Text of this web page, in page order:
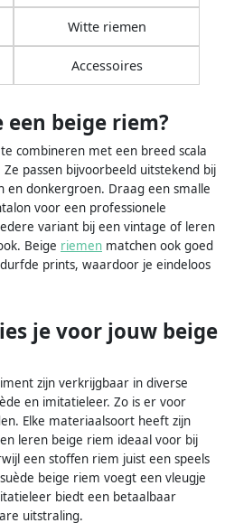
Witte riemen
Accessoires
een beige riem?
combineren met een breed scala
passen bijvoorbeeld uitstekend bij
en donkergroen. Draag een smalle
voor een professionele
variant bij een vintage of leren
Beige riemen matchen ook goed
prints, waardoor je eindeloos
je voor jouw beige
zijn verkrijgbaar in diverse
en imitatieleer. Zo is er voor
Elke materiaalsoort heeft zijn
leren beige riem ideaal voor bij
een stoffen riem juist een speels
beige riem voegt een vleugje
biedt een betaalbaar
uitstraling.